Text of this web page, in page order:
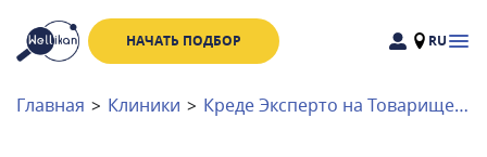
НАЧАТЬ ПОДБОР RU
Доктора
Клиники
Главная > Клиники > Креде Эксперто на Товарищеском